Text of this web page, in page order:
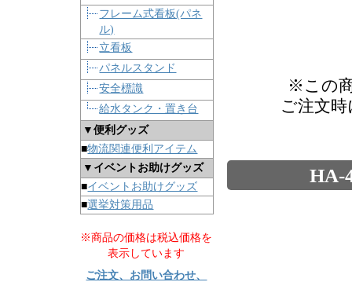
フレーム式看板(パネ
ル)
立看板
パネルスタンド
安全標識
給水タンク・置き台
▼便利グッズ
■物流関連便利アイテム
▼イベントお助けグッズ
■イベントお助けグッズ
■選挙対策用品
※商品の価格は税込価格を
表示しています
ご注文、お問い合わせ、
※この
ご注文
HA-